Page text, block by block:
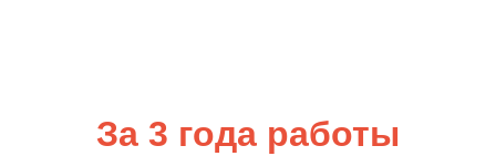
За 3 года работы